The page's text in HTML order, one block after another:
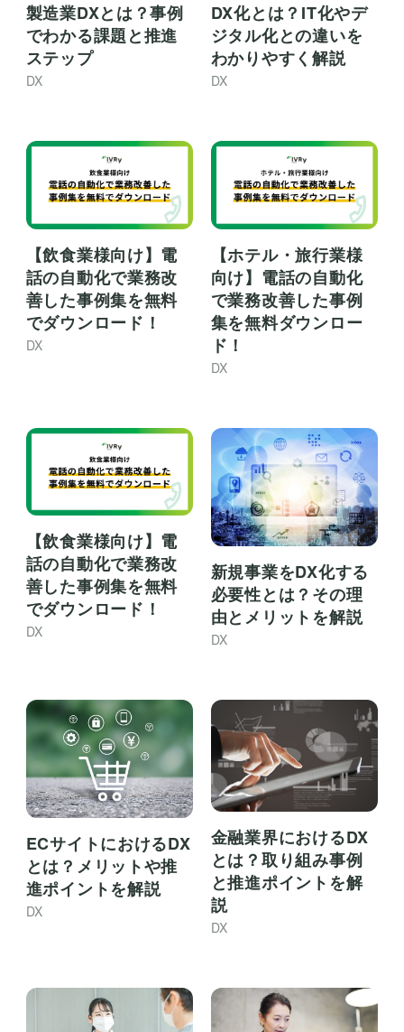
製造業DXとは？事例
でわかる課題と推進
ステップ
DX
DX化とは？IT化やデ
ジタル化との違いを
わかりやすく解説
DX
【飲食業様向け】電
話の自動化で業務改
善した事例集を無料
でダウンロード！
DX
【ホテル・旅行業様
向け】電話の自動化
で業務改善した事例
集を無料ダウンロー
ド！
DX
【飲食業様向け】電
話の自動化で業務改
善した事例集を無料
でダウンロード！
DX
新規事業をDX化する
必要性とは？その理
由とメリットを解説
DX
ECサイトにおけるDX
とは？メリットや推
進ポイントを解説
DX
金融業界におけるDX
とは？取り組み事例
と推進ポイントを解
説
DX